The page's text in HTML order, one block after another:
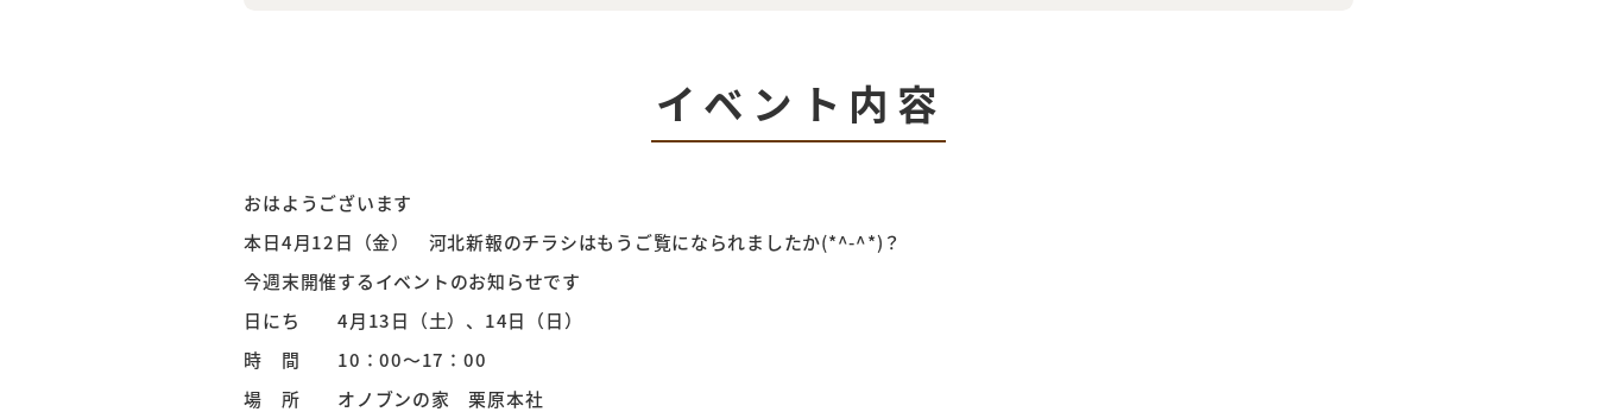
イベント内容
おはようございます
本日4月12日（金） 河北新報のチラシはもうご覧になられましたか(*^-^*)？
今週末開催するイベントのお知らせです
日にち 4月13日（土）、14日（日）
時 間 10：00～17：00
場 所 オノブンの家 栗原本社